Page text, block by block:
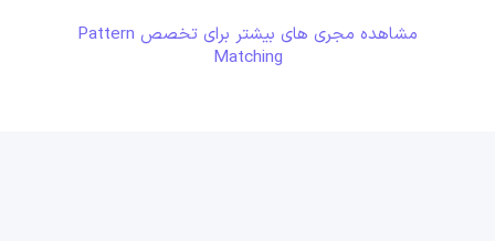
مشاهده مجری های بیشتر برای تخصص Pattern
Matching